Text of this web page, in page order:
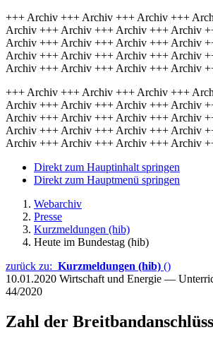
+++ Archiv +++ Archiv +++ Archiv +++
Archiv +++ Archiv +++ Archiv +++ Archiv
Archiv +++ Archiv +++ Archiv +++ Archiv
Archiv +++ Archiv +++ Archiv +++ Archiv
Archiv +++ Archiv +++ Archiv +++ Archiv
+++ Archiv +++ Archiv +++ Archiv +++
Archiv +++ Archiv +++ Archiv +++ Archiv
Archiv +++ Archiv +++ Archiv +++ Archiv
Archiv +++ Archiv +++ Archiv +++ Archiv
Archiv +++ Archiv +++ Archiv +++ Archiv
Direkt zum Hauptinhalt springen
Direkt zum Hauptmenü springen
Webarchiv
Presse
Kurzmeldungen (hib)
Heute im Bundestag (hib)
zurück zu: Kurzmeldungen (hib) ()
10.01.2020 Wirtschaft und Energie —
44/2020
Zahl der